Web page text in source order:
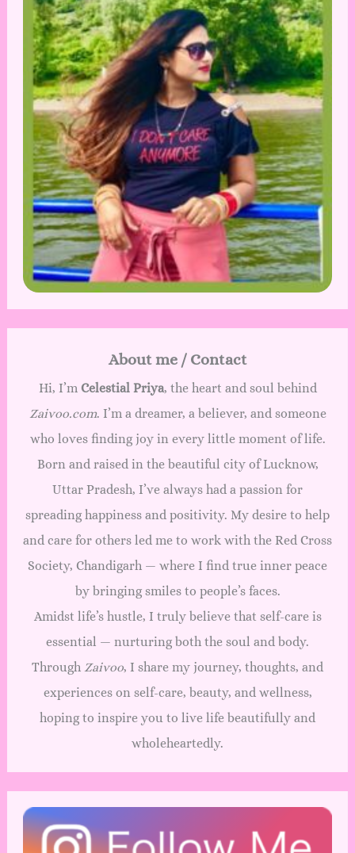
About me / Contact
Hi, I’m Celestial Priya, the heart and soul behind
Zaivoo.com. I’m a dreamer, a believer, and someone
who loves finding joy in every little moment of life.
Born and raised in the beautiful city of Lucknow,
Uttar Pradesh, I’ve always had a passion for
spreading happiness and positivity. My desire to help
and care for others led me to work with the Red Cross
Society, Chandigarh — where I find true inner peace
by bringing smiles to people’s faces.
Amidst life’s hustle, I truly believe that self-care is
essential — nurturing both the soul and body.
Through Zaivoo, I share my journey, thoughts, and
experiences on self-care, beauty, and wellness,
hoping to inspire you to live life beautifully and
wholeheartedly.